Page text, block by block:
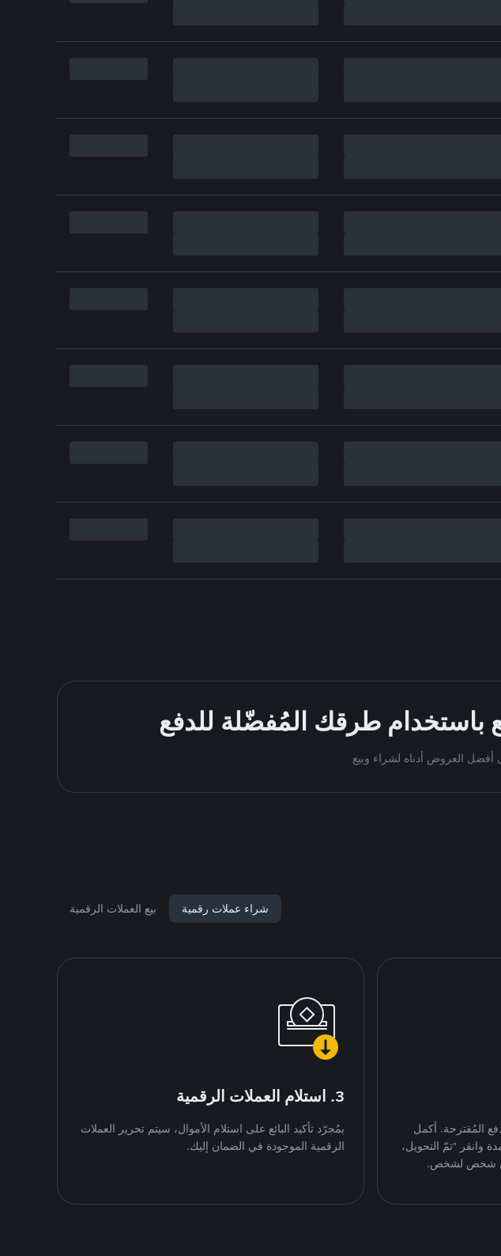
شراء عملات رقمية بيع العملات الرقمية
المُقترحة. أكمل
وانقر "تمّ التحويل،
3. استلام العملات الرقمية
بمُجرّد تأكيد البائع على استلام الأموال، سيتم تحرير العملات
الرقمية الموجودة في الضمان إليك.